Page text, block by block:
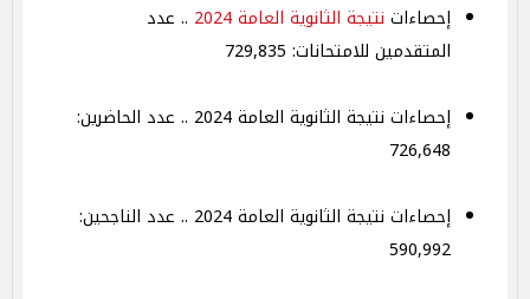
إحصاءات نتيجة الثانوية العامة 2024
.. عدد
المتقدمين للامتحانات: 729,835
إحصاءات نتيجة الثانوية العامة 2024 .. عدد الحاضرين:
726,648
إحصاءات نتيجة الثانوية العامة 2024 .. عدد الناجحين:
590,992